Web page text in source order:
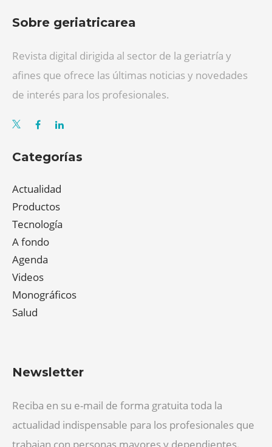
Sobre geriatricarea
Revista digital dirigida al sector de la geriatría y
afines que ofrece las últimas noticias y novedades
de interés para los profesionales.
Categorías
Actualidad
Productos
Tecnología
A fondo
Agenda
Videos
Monográficos
Salud
Newsletter
Reciba en su e-mail de forma gratuita toda la
actualidad indispensable para los profesionales que
trabajan con personas mayores y dependientes.